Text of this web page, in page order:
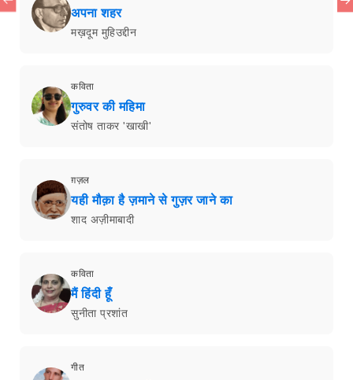
अपना शहर
मख़दूम मुहिउद्दीन
कविता
गुरुवर की महिमा
संतोष ताकर 'खाखी'
ग़ज़ल
यही मौक़ा है ज़माने से गुज़र जाने का
शाद अज़ीमाबादी
कविता
मैं हिंदी हूँ
सुनीता प्रशांत
गीत